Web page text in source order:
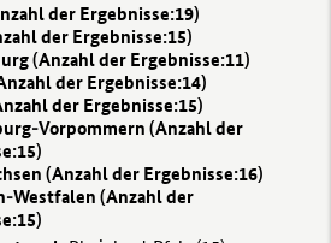
der Ergebnisse:19)
der Ergebnisse:15)
(Anzahl der Ergebnisse:11)
der Ergebnisse:14)
der Ergebnisse:15)
Vorpommern (Anzahl der
15)
(Anzahl der Ergebnisse:16)
Westfalen (Anzahl der
15)